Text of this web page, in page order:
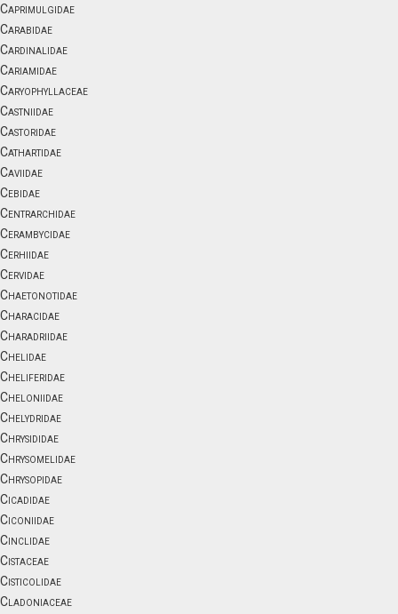
Caprimulgidae
Carabidae
Cardinalidae
Cariamidae
Caryophyllaceae
Castniidae
Castoridae
Cathartidae
Caviidae
Cebidae
Centrarchidae
Cerambycidae
Cerhiidae
Cervidae
Chaetonotidae
Characidae
Charadriidae
Chelidae
Cheliferidae
Cheloniidae
Chelydridae
Chrysididae
Chrysomelidae
Chrysopidae
Cicadidae
Ciconiidae
Cinclidae
Cistaceae
Cisticolidae
Cladoniaceae